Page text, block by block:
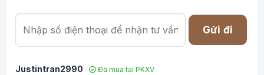
Gửi đi
Justintran2990
Đã mua tại PKXV